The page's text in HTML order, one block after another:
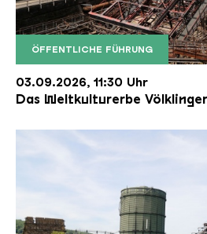
ÖFFENTLICHE FÜHRUNG
Der Erzschrägaufzug der
Copyright: Weltkulturerbe
03.09.2026, 11:30 Uhr
Das Weltkulturerbe